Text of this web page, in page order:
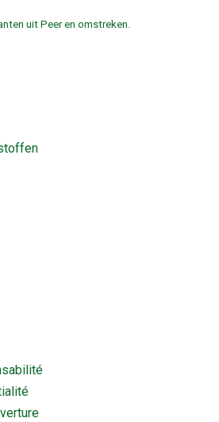
uit Peer en omstreken.